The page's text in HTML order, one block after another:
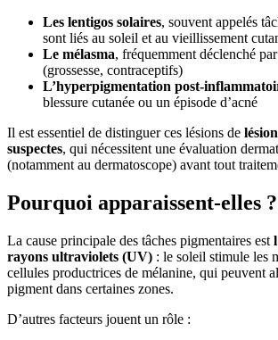
Les lentigos solaires, souvent appelés
sont liés au soleil et au vieillissement
Le mélasma, fréquemment déclenché
(grossesse, contraceptifs)
L’hyperpigmentation post-
blessure cutanée ou un épisode d’acné
Il est essentiel de distinguer ces lésions de
suspectes, qui nécessitent une évaluation
(notamment au dermatoscope) avant tout
Pourquoi apparaissent-elles ?
La cause principale des tâches pigmentaires est
rayons ultraviolets (UV) : le soleil stimule les
cellules productrices de mélanine, qui peuvent
pigment dans certaines zones.
D’autres facteurs jouent un rôle :